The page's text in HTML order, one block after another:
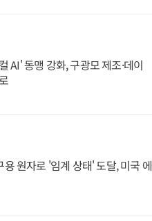
AI' 동맹 강화, 구광모 제조·데이
원자로 '임계 상태' 도달, 미국 에